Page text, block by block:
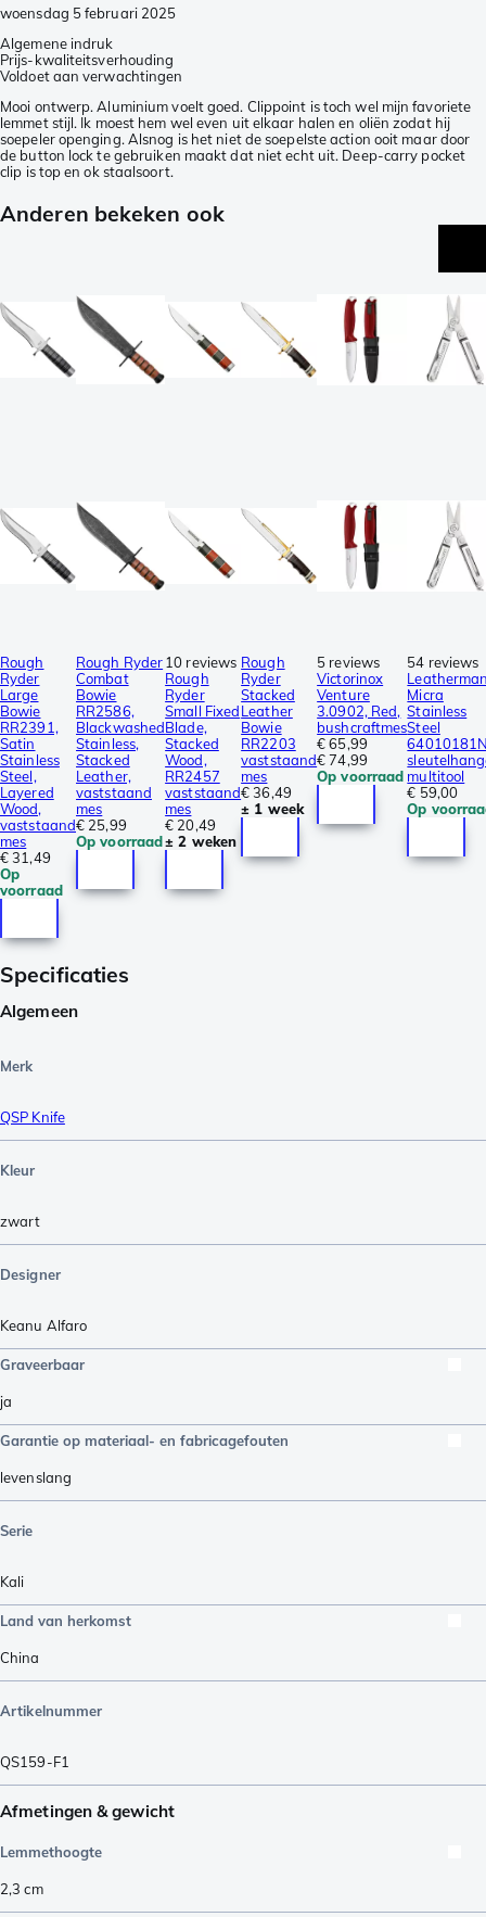
woensdag 5 februari 2025
Algemene indruk
Prijs-kwaliteitsverhouding
Voldoet aan verwachtingen
Mooi ontwerp. Aluminium voelt goed. Clippoint is toch wel mijn favoriete
lemmet stijl. Ik moest hem wel even uit elkaar halen en oliën zodat hij
soepeler openging. Alsnog is het niet de soepelste action ooit maar door
de button lock te gebruiken maakt dat niet echt uit. Deep-carry pocket
clip is top en ok staalsoort.
Anderen bekeken ook
Rough
Ryder
Large
Bowie
RR2391,
Satin
Stainless
Steel,
Layered
Wood,
vaststaand
mes
€ 31,49
Op
voorraad
Rough Ryder
Combat
Bowie
RR2586,
Blackwashed
Stainless,
Stacked
Leather,
vaststaand
mes
€ 25,99
Op voorraad
10 reviews
Rough
Ryder
Small Fixed
Blade,
Stacked
Wood,
RR2457
vaststaand
mes
€ 20,49
± 2 weken
Rough
Ryder
Stacked
Leather
Bowie
RR2203
vaststaand
mes
€ 36,49
± 1 week
5 reviews
Victorinox
Venture
3.0902, Red,
bushcraftmes
€ 65,99
€ 74,99
Op voorraad
54 reviews
Micra
Stainless
Steel
multitool
€ 59,00
Op
Specificaties
Algemeen
Merk
QSP Knife
Kleur
zwart
Designer
Keanu Alfaro
Graveerbaar
ja
Garantie op materiaal- en fabricagefouten
levenslang
Serie
Kali
Land van herkomst
China
Artikelnummer
QS159-F1
Afmetingen & gewicht
Lemmethoogte
2,3 cm